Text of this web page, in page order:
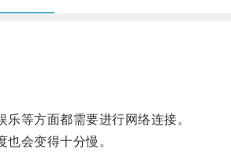
等方面都需要进行网络连接。
会变得十分慢。